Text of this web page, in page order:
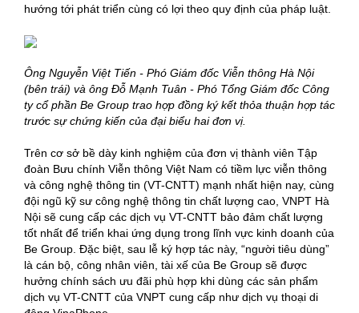
hướng tới phát triển cùng có lợi theo quy định của pháp luật.
Ông Nguyễn Việt Tiến - Phó Giám đốc Viễn thông Hà Nội
(bên trái) và ông Đỗ Mạnh Tuân - Phó Tổng Giám đốc Công
ty cổ phần Be Group trao hợp đồng ký kết thỏa thuận hợp tác
trước sự chứng kiến của đại biểu hai đơn vị.
Trên cơ sở bề dày kinh nghiệm của đơn vị thành viên Tập
đoàn Bưu chính Viễn thông Việt Nam có tiềm lực viễn thông
và công nghệ thông tin (VT-CNTT) mạnh nhất hiện nay, cùng
đội ngũ kỹ sư công nghệ thông tin chất lượng cao, VNPT Hà
Nội sẽ cung cấp các dịch vụ VT-CNTT bảo đảm chất lượng
tốt nhất để triển khai ứng dụng trong lĩnh vực kinh doanh của
Be Group. Đặc biệt, sau lễ ký hợp tác này, “người tiêu dùng”
là cán bộ, công nhân viên, tài xế của Be Group sẽ được
hưởng chính sách ưu đãi phù hợp khi dùng các sản phẩm
dịch vụ VT-CNTT của VNPT cung cấp như dịch vụ thoại di